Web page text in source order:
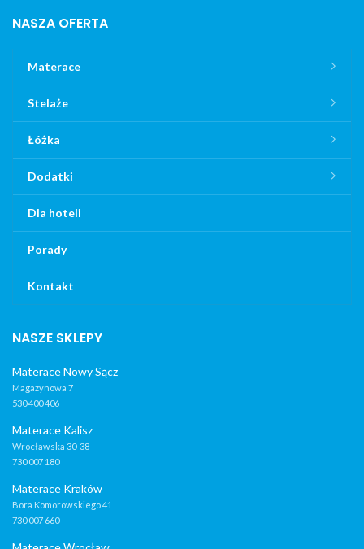
NASZA OFERTA
Materace
Stelaże
Łóżka
Dodatki
Dla hoteli
Porady
Kontakt
NASZE SKLEPY
Materace Nowy Sącz
Magazynowa 7
530 400 406
Materace Kalisz
Wrocławska 30-38
730 007 180
Materace Kraków
Bora Komorowskiego 41
730 007 660